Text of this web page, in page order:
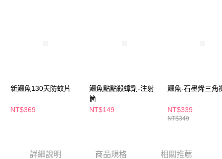
３．收到繳費通知簡訊後14天內，點擊此簡訊中的連結，可透過四大超商／
ATM／網路銀行／等多元方式進行付款，方視為交易完成。
※ 請注意：結帳手續完成當下不需立刻繳費，但若您需要取消訂單，請聯絡
購買商品的店家。未經商家同意取消之訂單仍視為有效，需透過AFTEE先享
每筆NT$65，滿NT$490(含以上)免運費
新鱷魚130天防蚊片
NT$369
鱷魚點點殺蟑劑-注射
筒
NT$149
鱷魚-石墨烯三角
NT$339
NT$349
詳細說明 商品規格 相關推薦